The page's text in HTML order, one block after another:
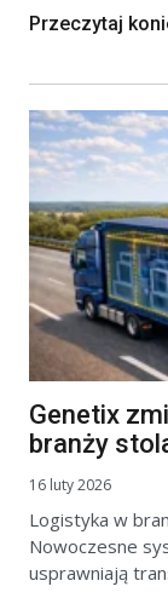
Przeczytaj
Genetix
branży
16 luty 2026
Logistyka w
Nowoczesne
usprawniają